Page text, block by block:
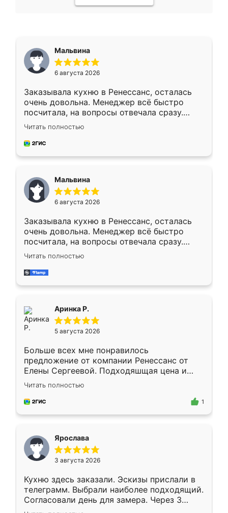
Мальвина
6 августа 2026
Заказывала кухню в Ренессанс, осталась
очень довольна. Менеджер всё быстро
посчитала, на вопросы отвечала сразу.
Замерщик приехал в субботу, подошёл к
делу со всей ответственностью. Собрали
за день, ребята работали аккуратно, даже
Читать полностью
Мальвина
6 августа 2026
Заказывала кухню в Ренессанс, осталась
очень довольна. Менеджер всё быстро
посчитала, на вопросы отвечала сразу.
Замерщик приехал в субботу, подошёл к
делу со всей ответственностью. Собрали
за день, ребята работали аккуратно, даже
Читать полностью
Аринка Р.
5 августа 2026
Больше всех мне понравилось
предложение от компании Ренессанс от
Елены Сергеевой. Подходяшщая цена и
короткие сроки изготовления. Приехавший
для замера сотрудник Владислав
предложил по моему эскизу самый
Читать полностью
1
Ярослава
3 августа 2026
Кухню здесь заказали. Эскизы прислали в
телеграмм. Выбрали наиболее подходящий.
Согласовали день для замера. Через 3
недели кухня была уже готова. Остались